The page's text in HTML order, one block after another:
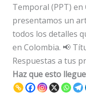
Temporal (PPT) en
presentamos un
todos los detalles
en Colombia. 📢
Respuestas a tus
Haz que esto